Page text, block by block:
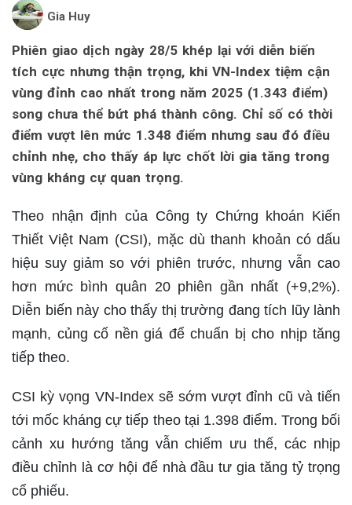
Gia Huy
Phiên giao dịch ngày 28/5 khép lại với diễn biến
tích cực nhưng thận trọng, khi VN-Index tiệm cận
vùng đỉnh cao nhất trong năm 2025 (1.343 điểm)
song chưa thể bứt phá thành công. Chỉ số có thời
điểm vượt lên mức 1.348 điểm nhưng sau đó điều
chỉnh nhẹ, cho thấy áp lực chốt lời gia tăng trong
vùng kháng cự quan trọng.
Theo nhận định của Công ty Chứng khoán Kiến
Thiết Việt Nam (CSI), mặc dù thanh khoản có dấu
hiệu suy giảm so với phiên trước, nhưng vẫn cao
hơn mức bình quân 20 phiên gần nhất (+9,2%).
Diễn biến này cho thấy thị trường đang tích lũy lành
mạnh, củng cố nền giá để chuẩn bị cho nhịp tăng
tiếp theo.
CSI kỳ vọng VN-Index sẽ sớm vượt đỉnh cũ và tiến
tới mốc kháng cự tiếp theo tại 1.398 điểm. Trong bối
cảnh xu hướng tăng vẫn chiếm ưu thế, các nhịp
điều chỉnh là cơ hội để nhà đầu tư gia tăng tỷ trọng
cổ phiếu.